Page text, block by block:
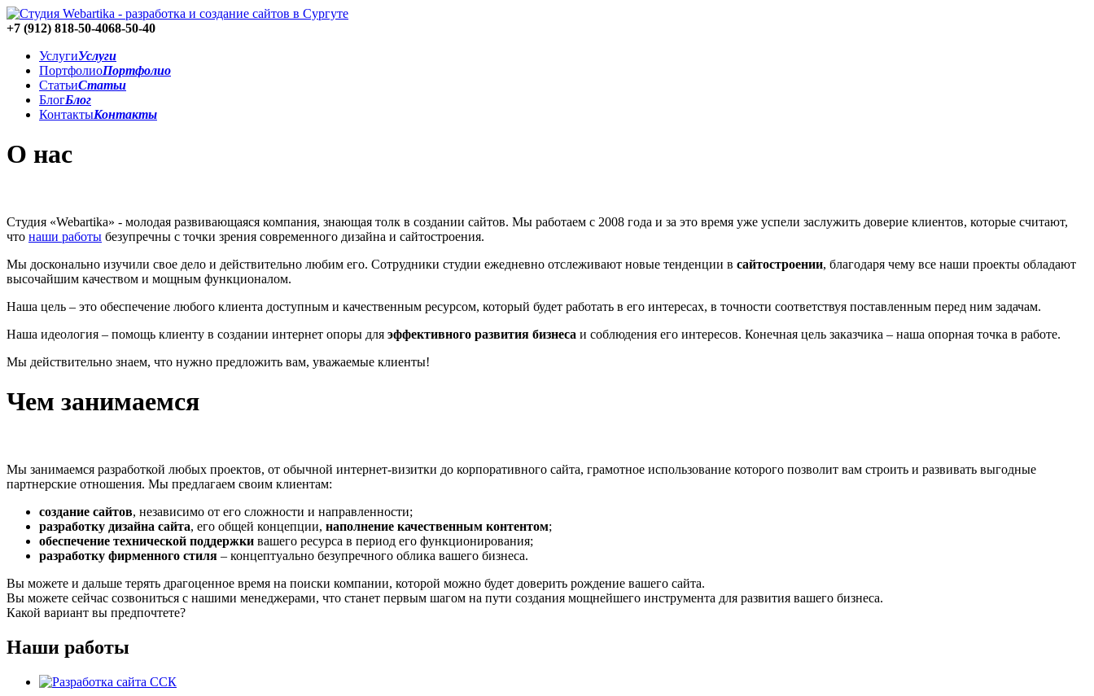
+7 (912) 818-50-4068-50-40
УслугиУслуги
ПортфолиоПортфолио
СтатьиСтатьи
БлогБлог
КонтактыКонтакты
О нас
Студия «Webartika» - молодая развивающаяся компания, знающая толк в создании сайтов. Мы работаем с 2008 года и за это время уже успели заслужить доверие клиентов, которые считают,
что наши работы безупречны с точки зрения современного дизайна и сайтостроения.
Мы досконально изучили свое дело и действительно любим его. Сотрудники студии ежедневно отслеживают новые тенденции в сайтостроении, благодаря чему все наши проекты обладают
высочайшим качеством и мощным функционалом.
Наша цель – это обеспечение любого клиента доступным и качественным ресурсом, который будет работать в его интересах, в точности соответствуя поставленным перед ним задачам.
Наша идеология – помощь клиенту в создании интернет опоры для эффективного развития бизнеса и соблюдения его интересов. Конечная цель заказчика – наша опорная точка в работе.
Мы действительно знаем, что нужно предложить вам, уважаемые клиенты!
Чем занимаемся
Мы занимаемся разработкой любых проектов, от обычной интернет-визитки до корпоративного сайта, грамотное использование которого позволит вам строить и развивать выгодные
партнерские отношения. Мы предлагаем своим клиентам:
создание сайтов, независимо от его сложности и направленности;
разработку дизайна сайта, его общей концепции, наполнение качественным контентом;
обеспечение технической поддержки вашего ресурса в период его функционирования;
разработку фирменного стиля – концептуально безупречного облика вашего бизнеса.
Вы можете и дальше терять драгоценное время на поиски компании, которой можно будет доверить рождение вашего сайта.
Вы можете сейчас созвониться с нашими менеджерами, что станет первым шагом на пути создания мощнейшего инструмента для развития вашего бизнеса.
Какой вариант вы предпочтете?
Наши работы